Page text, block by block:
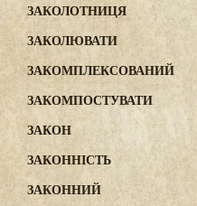
ЗАКОЛОТНИЦЯ
ЗАКОЛЮВАТИ
ЗАКОМПЛЕКСОВАНИЙ
ЗАКОМПОСТУВАТИ
ЗАКОН
ЗАКОННІСТЬ
ЗАКОННИЙ